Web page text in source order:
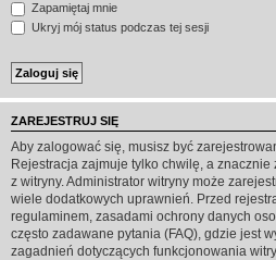
Zapamiętaj mnie
Ukryj mój status podczas tej sesji
ZAREJESTRUJ SIĘ
Aby zalogować się, musisz być
Rejestracja zajmuje tylko chwilę, a
z witryny. Administrator witryny może
wiele dodatkowych uprawnień. Przed
regulaminem, zasadami ochrony danych
często zadawane pytania (FAQ), gdzie jest
zagadnień dotyczących funkcjonowania